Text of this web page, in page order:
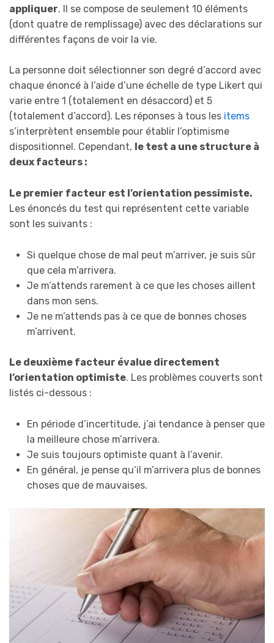
appliquer. Il se compose de seulement 10 éléments
(dont quatre de remplissage) avec des déclarations sur
différentes façons de voir la vie.
La personne doit sélectionner son degré d’accord avec
chaque énoncé à l’aide d’une échelle de type Likert qui
varie entre 1 (totalement en désaccord) et 5
(totalement d’accord). Les réponses à tous les items
s’interprètent ensemble pour établir l’optimisme
dispositionnel. Cependant, le test a une structure à
deux facteurs :
Le premier facteur est l’orientation pessimiste.
Les énoncés du test qui représentent cette variable
sont les suivants :
Si quelque chose de mal peut m’arriver, je suis sûr
que cela m’arrivera.
Je m’attends rarement à ce que les choses aillent
dans mon sens.
Je ne m’attends pas à ce que de bonnes choses
m’arrivent.
Le deuxième facteur évalue directement
l’orientation optimiste. Les problèmes couverts sont
listés ci-dessous :
En période d’incertitude, j’ai tendance à penser que
la meilleure chose m’arrivera.
Je suis toujours optimiste quant à l’avenir.
En général, je pense qu’il m’arrivera plus de bonnes
choses que de mauvaises.